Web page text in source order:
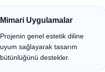
Mimari Uygulamalar
Projenin genel estetik diline
uyum sağlayarak tasarım
bütünlüğünü destekler.